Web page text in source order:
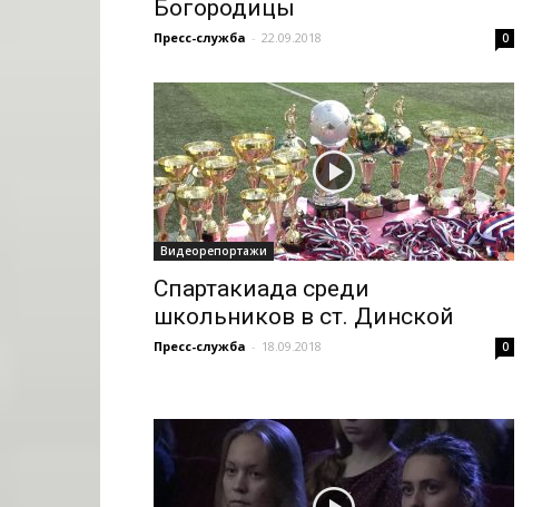
Богородицы
Пресс-служба - 22.09.2018 0
Видеорепортажи
Спартакиада среди
школьников в ст. Динской
Пресс-служба - 18.09.2018 0